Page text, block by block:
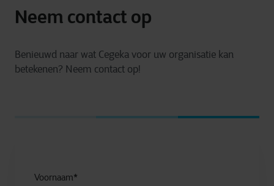
Neem contact op
Benieuwd naar wat Cegeka voor uw organisatie kan
betekenen? Neem contact op!
Voornaam*